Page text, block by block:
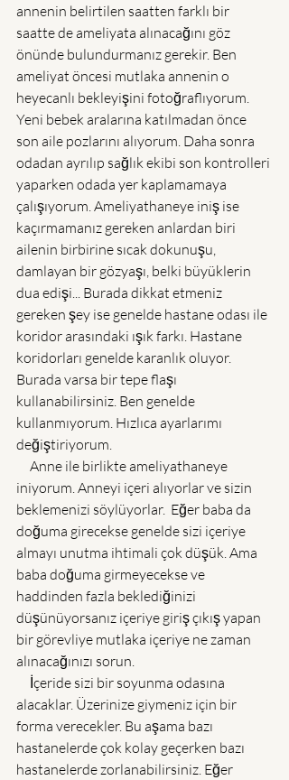
annenin belirtilen saatten farklı bir
saatte de ameliyata alınacağını göz
önünde bulundurmanız gerekir. Ben
ameliyat öncesi mutlaka annenin o
heyecanlı bekleyişini fotoğraflıyorum.
Yeni bebek aralarına katılmadan önce
son aile pozlarını alıyorum. Daha sonra
odadan ayrılıp sağlık ekibi son kontrolleri
yaparken odada yer kaplamamaya
çalışıyorum. Ameliyathaneye iniş ise
kaçırmamanız gereken anlardan biri
ailenin birbirine sıcak dokunuşu,
damlayan bir gözyaşı, belki büyüklerin
dua edişi... Burada dikkat etmeniz
gereken şey ise genelde hastane odası ile
koridor arasındaki ışık farkı. Hastane
koridorları genelde karanlık oluyor.
Burada varsa bir tepe flaşı
kullanabilirsiniz. Ben genelde
kullanmıyorum. Hızlıca ayarlarımı
değiştiriyorum.
Anne ile birlikte ameliyathaneye
iniyorum. Anneyi içeri alıyorlar ve sizin
beklemenizi söylüyorlar.  Eğer baba da
doğuma girecekse genelde sizi içeriye
almayı unutma ihtimali çok düşük. Ama
baba doğuma girmeyecekse ve
haddinden fazla beklediğinizi
düşünüyorsanız içeriye giriş çıkış yapan
bir görevliye mutlaka içeriye ne zaman
alınacağınızı sorun.
İçeride sizi bir soyunma odasına
alacaklar. Üzerinize giymeniz için bir
forma verecekler. Bu aşama bazı
hastanelerde çok kolay geçerken bazı
hastanelerde zorlanabilirsiniz. Eğer